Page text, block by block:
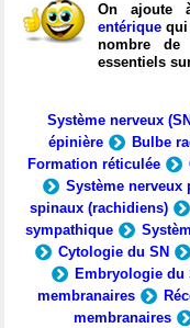
On ajoute
entérique qui
nombre
essentiels
Système nerveux
épinière
Bulbe
Formation réticulée
Système nerveux
spinaux (rachidiens)
sympathique
Cytologie du SN
Embryologie du
membranaires
membranaires